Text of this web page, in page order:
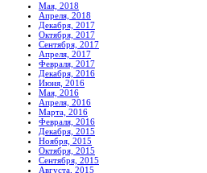
Мая, 2018
Апреля, 2018
Декабря, 2017
Октября, 2017
Сентября, 2017
Апреля, 2017
Февраля, 2017
Декабря, 2016
Июня, 2016
Мая, 2016
Апреля, 2016
Марта, 2016
Февраля, 2016
Декабря, 2015
Ноября, 2015
Октября, 2015
Сентября, 2015
Августа, 2015